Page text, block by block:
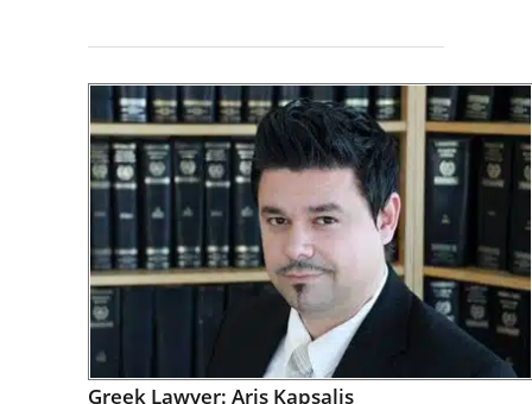
Greek Lawyer: Aris Kapsalis